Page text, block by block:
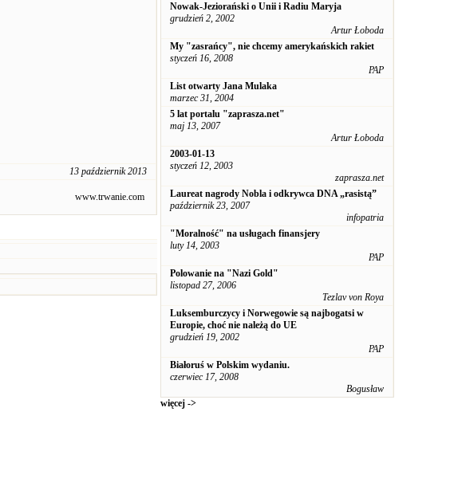
13 październik 2013
www.trwanie.com
Nowak-Jeziorański o Unii i Radiu Maryja
grudzień 2, 2002
Artur Łoboda
My "zasrańcy", nie chcemy amerykańskich rakiet
styczeń 16, 2008
PAP
List otwarty Jana Mulaka
marzec 31, 2004
5 lat portalu "zaprasza.net"
maj 13, 2007
Artur Łoboda
2003-01-13
styczeń 12, 2003
zaprasza.net
Laureat nagrody Nobla i odkrywca DNA „rasistą”
październik 23, 2007
infopatria
"Moralność" na usługach finansjery
luty 14, 2003
PAP
Polowanie na "Nazi Gold"
listopad 27, 2006
Tezlav von Roya
Luksemburczycy i Norwegowie są najbogatsi w
Europie, choć nie należą do UE
grudzień 19, 2002
PAP
Białoruś w Polskim wydaniu.
czerwiec 17, 2008
Bogusław
więcej ->